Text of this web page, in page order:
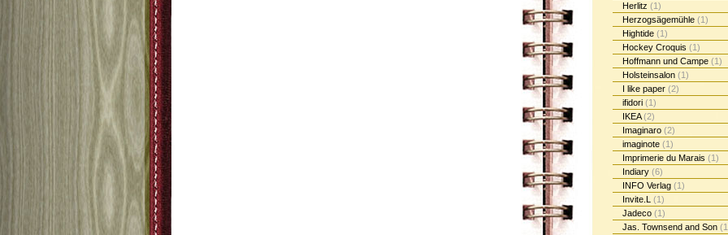
Herlitz (1)
Herzogsägemühle (1)
Hightide (1)
Hockey Croquis (1)
Hoffmann und Campe (1)
Holsteinsalon (1)
I like paper (2)
ifidori (1)
IKEA(2)
Imaginaro (2)
imaginote (1)
Imprimerie du Marais (1)
Indiary (6)
INFO Verlag (1)
Invite.L (1)
Jadeco (1)
Jas. Townsend and Son